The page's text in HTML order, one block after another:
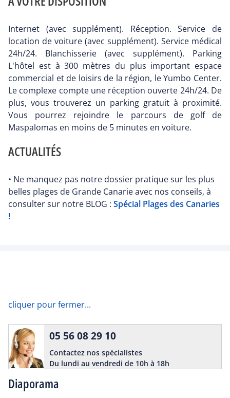
Internet (avec supplément). Réception. Service de
location de voiture (avec supplément). Service médical
24h/24. Blanchisserie (avec supplément). Parking
L'hôtel est à 300 mètres du plus important espace
commercial et de loisirs de la région, le Yumbo Center.
Le complexe compte une réception ouverte 24h/24. De
plus, vous trouverez un parking gratuit à proximité.
Vous pourrez rejoindre le parcours de golf de
Maspalomas en moins de 5 minutes en voiture.
ACTUALITÉS
• Ne manquez pas notre dossier pratique sur les plus
belles plages de Grande Canarie avec nos conseils, à
consulter sur notre BLOG : Spécial Plages des Canaries
!
cliquer pour fermer...
Diaporama
05 56 08 29 10
Contactez nos spécialistes
Du lundi au vendredi de 10h à 18h